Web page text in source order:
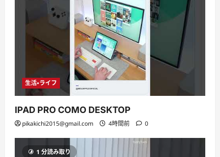
生活・ライフ
IPAD PRO COMO DESKTOP
pikakichi2015@gmail.com 4時間前 0
1 分読み取り